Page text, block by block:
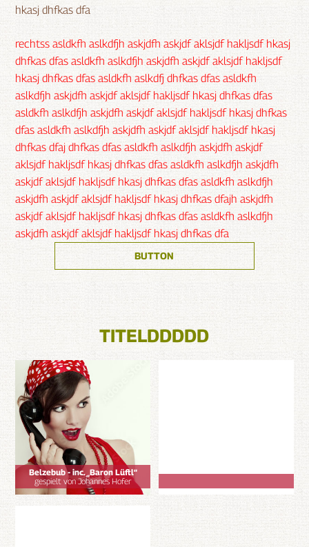
hkasj dhfkas dfa
rechtss asldkfh aslkdfjh askjdfh askjdf aklsjdf hakljsdf hkasj
dhfkas dfas asldkfh aslkdfjh askjdfh askjdf aklsjdf hakljsdf
hkasj dhfkas dfas asldkfh aslkdfj dhfkas dfas asldkfh
aslkdfjh askjdfh askjdf aklsjdf hakljsdf hkasj dhfkas dfas
asldkfh aslkdfjh askjdfh askjdf aklsjdf hakljsdf hkasj dhfkas
dfas asldkfh aslkdfjh askjdfh askjdf aklsjdf hakljsdf hkasj
dhfkas dfaj dhfkas dfas asldkfh aslkdfjh askjdfh askjdf
aklsjdf hakljsdf hkasj dhfkas dfas asldkfh aslkdfjh askjdfh
askjdf aklsjdf hakljsdf hkasj dhfkas dfas asldkfh aslkdfjh
askjdfh askjdf aklsjdf hakljsdf hkasj dhfkas dfajh askjdfh
askjdf aklsjdf hakljsdf hkasj dhfkas dfas asldkfh aslkdfjh
askjdfh askjdf aklsjdf hakljsdf hkasj dhfkas dfa
BUTTON
TITELDDDDD
Belzebub - inc. „Baron Lüftl“
gespielt von Johannes Hofer